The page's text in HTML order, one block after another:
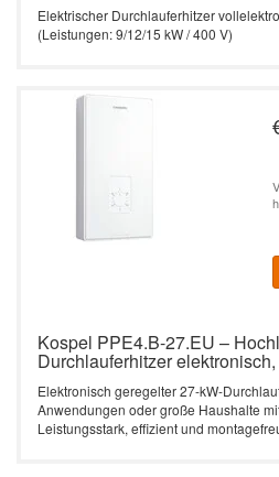
Elektrischer Durchlauferhitzer
(Leistungen: 9/12/15 kW / 400 V)
Kospel PPE4.B-27.EU –
Durchlauferhitzer
Elektronisch geregelter 27-kW-
Anwendungen oder große Haushalte
Leistungsstark, effizient und